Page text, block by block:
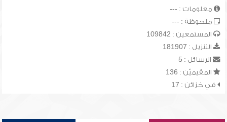
معلومات : ---
ملحوظة : ---
المستمعين : 109842
التنزيل : 181907
الرسائل : 5
المقيميّن : 136
في خزائن : 17